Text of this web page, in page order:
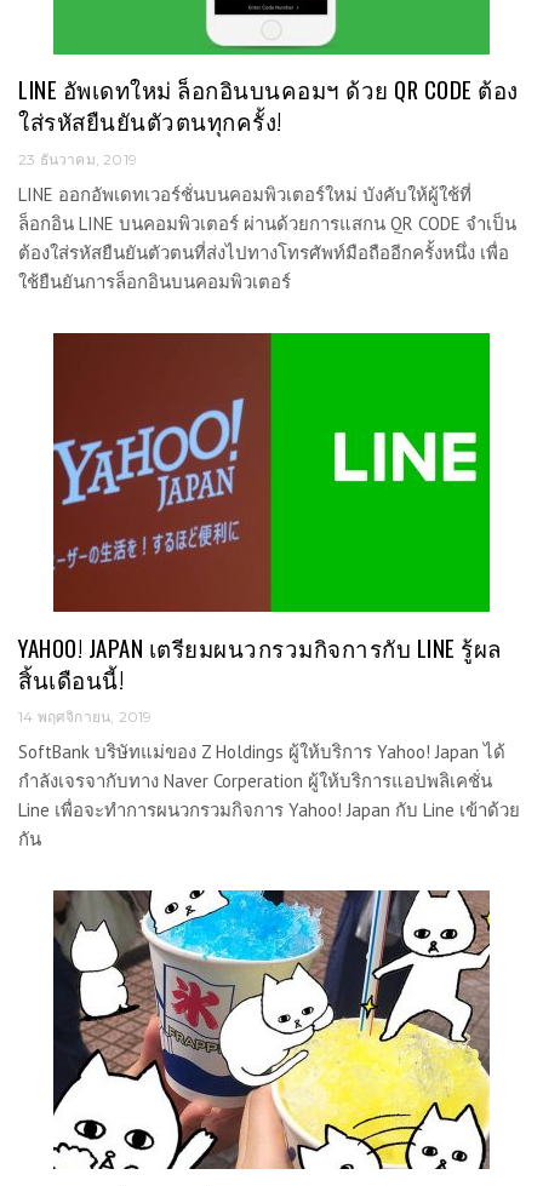
LINE อัพเดทใหม่ ล็อกอินบนคอมฯ ด้วย QR CODE ต้อง
ใส่รหัสยืนยันตัวตนทุกครั้ง!
23 ธันวาคม, 2019
LINE ออกอัพเดทเวอร์ชั่นบนคอมพิวเตอร์ใหม่ บังคับให้ผู้ใช้ที่
ล็อกอิน LINE บนคอมพิวเตอร์ ผ่านด้วยการแสกน QR CODE จำเป็น
ต้องใส่รหัสยืนยันตัวตนที่ส่งไปทางโทรศัพท์มือถืออีกครั้งหนึ่ง เพื่อ
ใช้ยืนยันการล็อกอินบนคอมพิวเตอร์
YAHOO! JAPAN เตรียมผนวกรวมกิจการกับ LINE รู้ผล
สิ้นเดือนนี้!
14 พฤศจิกายน, 2019
SoftBank บริษัทแม่ของ Z Holdings ผู้ให้บริการ Yahoo! Japan ได้
กำลังเจรจากับทาง Naver Corperation ผู้ให้บริการแอปพลิเคชั่น
Line เพื่อจะทำการผนวกรวมกิจการ Yahoo! Japan กับ Line เข้าด้วย
กัน